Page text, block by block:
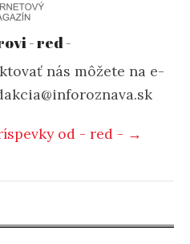
- red -
nás môžete na e-
od - red - →